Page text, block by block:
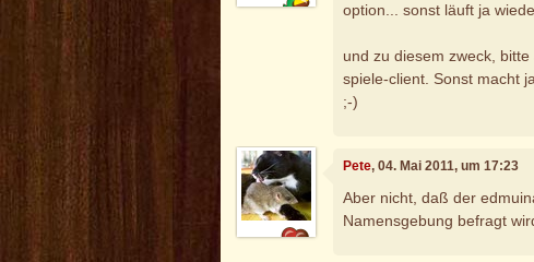
option... sonst läuft ja
und zu diesem zweck,
spiele-client. Sonst macht
;-)
Pete, 04. Mai 2011, um 17:23
Aber nicht, daß der
Namensgebung befragt